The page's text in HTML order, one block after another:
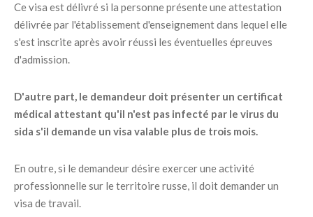
Ce visa est délivré si la personne présente une attestation
délivrée par l'établissement d'enseignement dans lequel elle
s'est inscrite après avoir réussi les éventuelles épreuves
d'admission.
D'autre part, le demandeur doit présenter un certificat
médical attestant qu'il n'est pas infecté par le virus du
sida s'il demande un visa valable plus de trois mois.
En outre, si le demandeur désire exercer une activité
professionnelle sur le territoire russe, il doit demander un
visa de travail.